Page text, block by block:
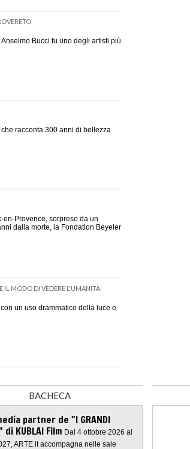
Bucci fu uno degli artisti più
racconta 300 anni di bellezza
en-Provence, sorpreso da un
dalla morte, la Fondation Beyeler
IL MODO DI VEDERE L'UMANITÀ
un uso drammatico della luce e
BACHECA
partner de "I GRANDI
di KUBLAI Film Dal 4 ottobre 2026 al
ARTE.it accompagna nelle sale